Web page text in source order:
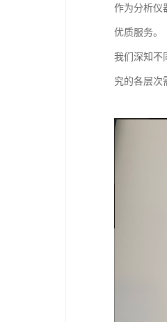
作为分析仪
优质服务。
我们深知不
究的各层次